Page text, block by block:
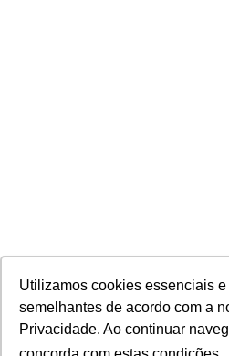
Utilizamos cookies essenciais
semelhantes de acordo com a
Privacidade. Ao continuar